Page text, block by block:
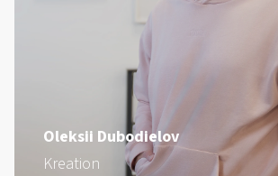
Oleksii Dubodielov
Kreation